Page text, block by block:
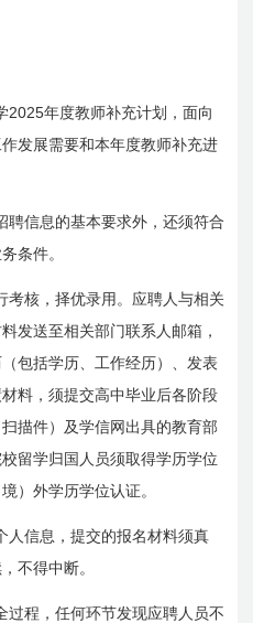
2025年度教师补充计划，面向
发展需要和本年度教师补充进
聘信息的基本要求外，还须符合
条件。
考核，择优录用。应聘人与相关
发送至相关部门联系人邮箱，
包括学历、工作经历）、发表
料，须提交高中毕业后各阶段
描件）及学信网出具的教育部
留学归国人员须取得学历学位
）外学历学位认证。
人信息，提交的报名材料须真
不得中断。
过程，任何环节发现应聘人员不